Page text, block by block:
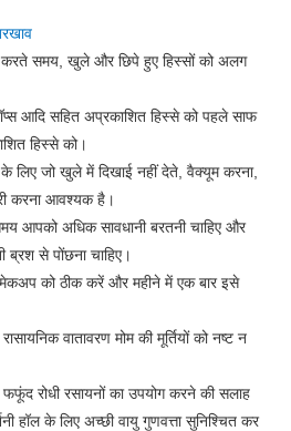
करते समय, खुले और छिपे हुए हिस्सों को अलग
आदि सहित अप्रकाशित हिस्से को पहले साफ
हिस्से को।
लिए जो खुले में दिखाई नहीं देते, वैक्यूम करना,
करना आवश्यक है।
आपको अधिक सावधानी बरतनी चाहिए और
से पोंछना चाहिए।
को ठीक करें और महीने में एक बार इसे
वातावरण मोम की मूर्तियों को नष्ट न
रोधी रसायनों का उपयोग करने की सलाह
हॉल के लिए अच्छी वायु गुणवत्ता सुनिश्चित कर